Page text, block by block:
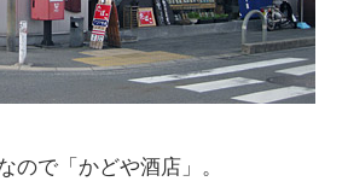
で「かどや酒店」。